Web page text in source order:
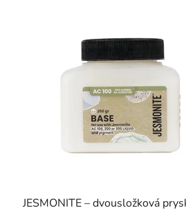
JESMONITE – dvousložková